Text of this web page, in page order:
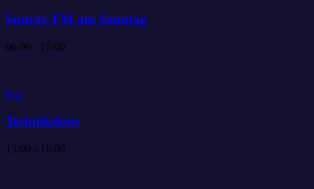
Sunray-FM am Sonntag
06:00 - 15:00
Pop
Technikshow
15:00 - 16:00